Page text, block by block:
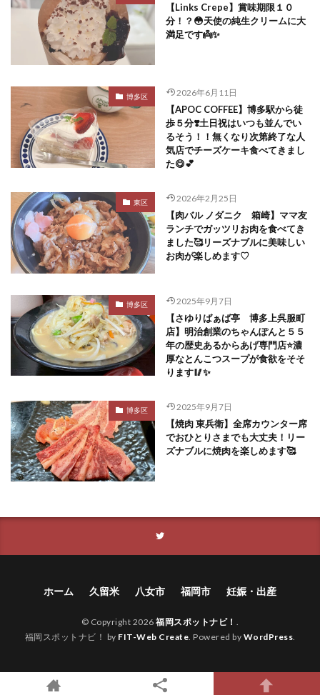
【Links Crepe】賞味期限１０
分！？😳天使の純生クリームに大
満足です👼✨
博多区 2026年6月11日
【APOC COFFEE】博多駅から徒
歩５分❣️土日祝はいつも並んでい
るそう！！無くなり次第終了な人
気店でチーズケーキ食べてきまし
た😋💕
東区 2026年2月25日
【肉バル ノダニク 箱崎】ママ友
ランチでガッツリお肉を食べてき
ました🥰リーズナブルに美味しい
お肉が楽しめます♡
博多区 2025年9月7日
【さゆりばぁば亭 博多上呉服町
店】明治創業のちゃんぽんと５５
年の歴史あるからあげ専門店⭐️濃
厚なとんこつスープが食欲をそそ
ります🥢✨
博多区 2025年9月7日
【焼肉 東兵衛】全席カウンター席
でおひとりさまでも大丈夫！リー
ズナブルに焼肉を楽しめます🥰
ホーム 久留米 八女市 福岡市 妊娠・出産
© Copyright 2026福岡スポットナビ！ .
福岡スポットナビ！ by FIT-Web Create. Powered by WordPress.